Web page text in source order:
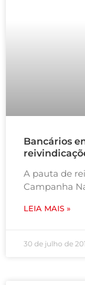
Bancários
A pauta de
Campanha
LEIA MAIS »
30 de julho de